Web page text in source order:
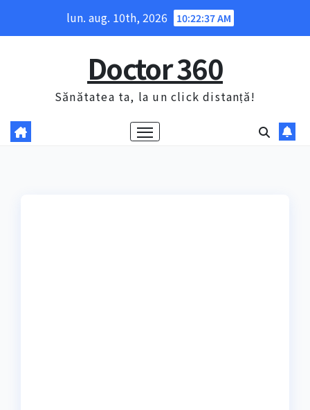
lun. aug. 10th, 2026 10:22:38 AM
Doctor 360
Sănătatea ta, la un click distanță!